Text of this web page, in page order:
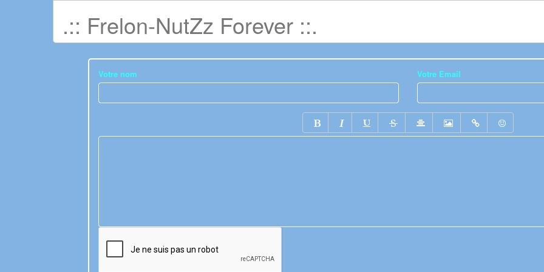
.:: Frelon-NutZz Forever ::.
Votre nom Votre Email